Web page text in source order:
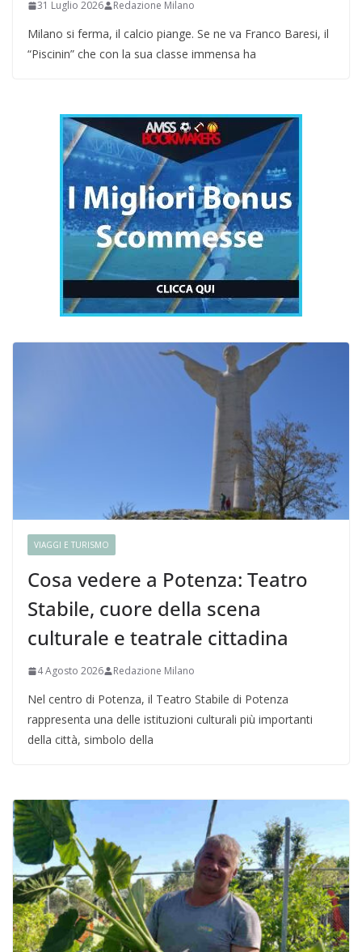
31 Luglio 2026 Redazione Milano
Milano si ferma, il calcio piange. Se ne va Franco Baresi, il
“Piscinin” che con la sua classe immensa ha
VIAGGI E TURISMO
Cosa vedere a Potenza: Teatro
Stabile, cuore della scena
culturale e teatrale cittadina
4 Agosto 2026 Redazione Milano
Nel centro di Potenza, il Teatro Stabile di Potenza
rappresenta una delle istituzioni culturali più importanti
della città, simbolo della